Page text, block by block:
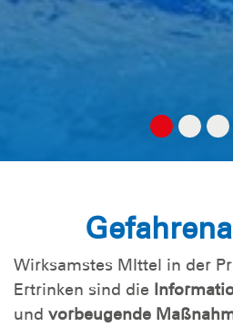
Wirksamstes MIttel in der
Ertrinken sind die
und vorbeugende